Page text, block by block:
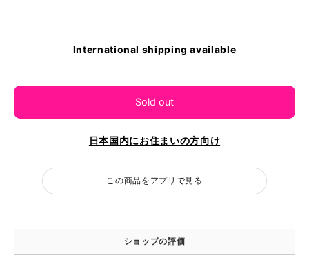
International shipping available
Sold out
日本国内にお住まいの方向け
この商品をアプリで見る
ショップの評価